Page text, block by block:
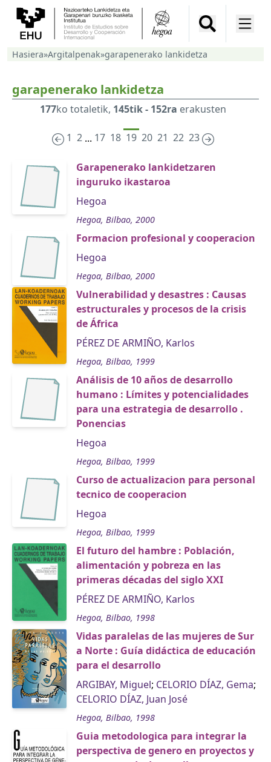
Hasiera»Argitalpenak»garapenerako lankidetza
garapenerako lankidetza
177ko totaletik, 145tik - 152ra erakusten
1 2 ... 17 18 19 20 21 22 23
Garapenerako lankidetzaren
inguruko ikastaroa
Hegoa
Hegoa, Bilbao, 2000
Formacion profesional y cooperacion
Hegoa
Hegoa, Bilbao, 2000
Vulnerabilidad y desastres : Causas
estructurales y procesos de la crisis
de África
PÉREZ DE ARMIÑO, Karlos
Hegoa, Bilbao, 1999
Análisis de 10 años de desarrollo
humano : Límites y potencialidades
para una estrategia de desarrollo .
Ponencias
Hegoa
Hegoa, Bilbao, 1999
Curso de actualizacion para personal
tecnico de cooperacion
Hegoa
Hegoa, Bilbao, 1999
El futuro del hambre : Población,
alimentación y pobreza en las
primeras décadas del siglo XXI
PÉREZ DE ARMIÑO, Karlos
Hegoa, Bilbao, 1998
Vidas paralelas de las mujeres de Sur
a Norte : Guía didáctica de educación
para el desarrollo
ARGIBAY, Miguel; CELORIO DÍAZ, Gema;
CELORIO DÍAZ, Juan José
Hegoa, Bilbao, 1998
Guia metodologica para integrar la
perspectiva de genero en proyectos y